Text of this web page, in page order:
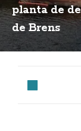
planta de
de Brens